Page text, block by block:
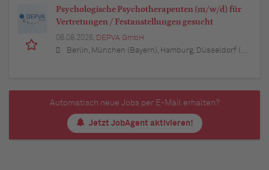
Psychologische Psychotherapeuten (m/w/d) für
Vertretungen / Festanstellungen gesucht
06.08.2026, DEPVA GmbH
Berlin, München (Bayern), Hamburg, Düsseldorf (Nordrhein-Westfalen), Köln (Nordrhein-Westfalen), Essen (Nordrhein-Westfalen), Dortmund (Nordrhein-Westfalen), Stuttgart (Baden-Württemberg), Heilbronn (Baden-Württemberg), Hannover (Niedersachsen), Rostock (Mecklenburg-Vorpommern), Kiel (Schleswig-Holstein), Augsburg (Bayern), Nürnberg (Bayern), Frankfurt am Main (Hessen), Bremen, Schwerin (Mecklenburg-Vorpommern), Mainz (Rheinland-Pfalz), Saarbrücken (Saarland), Dresden (Sachsen), Magdeburg (Sachsen-Anhalt), Potsdam (Brandenburg), Erfurt (Thüringen), Würzburg (Bayern), Heilbronn (Baden-Württemberg), Leipzig (Sachsen)
Automatisch neue Jobs per E-Mail erhalten?
Jetzt JobAgent aktivieren!